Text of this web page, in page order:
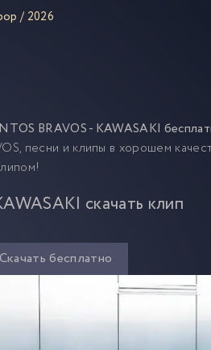
/ 2026
BRAVOS - KAWASAKI
песни и клипы в хорошем
скачать клип
Скачать бесплатно